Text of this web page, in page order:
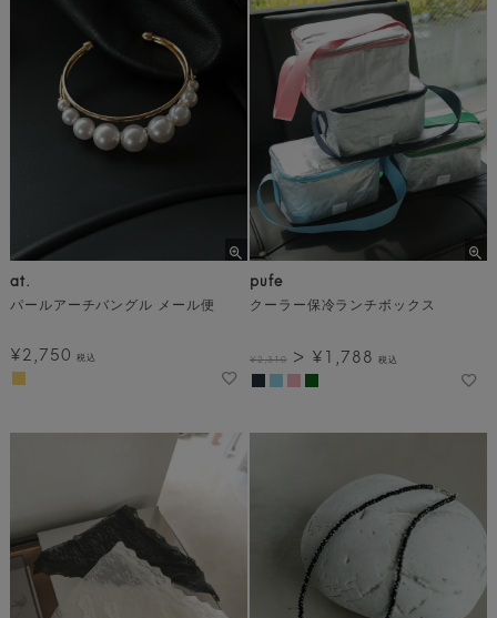
at.
パールアーチバングル メール便
¥2,750 税込
pufe
クーラー保冷ランチボックス
¥2,310 ¥1,788 税込